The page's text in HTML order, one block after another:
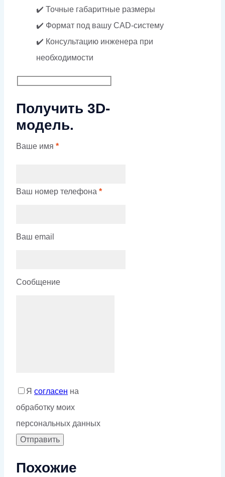
✔️ Точные габаритные размеры
✔️ Формат под вашу CAD-систему
✔️ Консультацию инженера при
необходимости
Получить 3D-
модель.
Ваше имя *
Ваш номер телефона *
Ваш email
Сообщение
Я согласен на
обработку моих
персональных данных
Похожие